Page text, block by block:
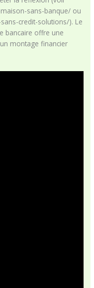
sans-banque/ ou
credit-solutions/). Le
bancaire offre une
montage financier